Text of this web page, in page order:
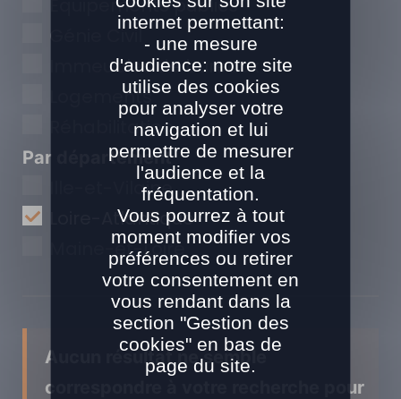
Equipements publics
Génie Civil
Immeubles de bureaux
Logements
Réhabilitation
Par département
Ille-et-Vilaine
Loire-Atlantique
Maine-et-Loire
Aucun résultat ne semble
correspondre à votre recherche pour
internet permettant:
- une mesure
d'audience: notre site
utilise des cookies
pour analyser votre
navigation et lui
permettre de mesurer
l'audience et la
fréquentation.
Vous pourrez à tout
moment modifier vos
préférences ou retirer
votre consentement en
vous rendant dans la
section "Gestion des
cookies" en bas de
page du site.